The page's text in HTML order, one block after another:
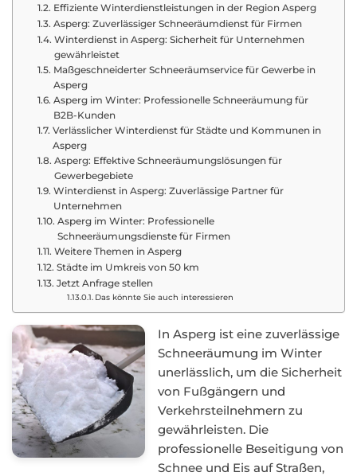
Effiziente Winterdienstleistungen in der Region Asperg
Asperg: Zuverlässiger Schneeräumdienst für Firmen
Winterdienst in Asperg: Sicherheit für Unternehmen
gewährleistet
Maßgeschneiderter Schneeräumservice für Gewerbe in
Asperg
Asperg im Winter: Professionelle Schneeräumung für
B2B-Kunden
Verlässlicher Winterdienst für Städte und Kommunen in
Asperg
Asperg: Effektive Schneeräumungslösungen für
Gewerbegebiete
Winterdienst in Asperg: Zuverlässige Partner für
Unternehmen
Asperg im Winter: Professionelle
Schneeräumungsdienste für Firmen
Weitere Themen in Asperg
Städte im Umkreis von 50 km
Jetzt Anfrage stellen
Das könnte Sie auch interessieren
In Asperg ist eine zuverlässige
Schneeräumung im Winter
unerlässlich, um die Sicherheit
von Fußgängern und
Verkehrsteilnehmern zu
gewährleisten. Die
professionelle Beseitigung von
Schnee und Eis auf Straßen,